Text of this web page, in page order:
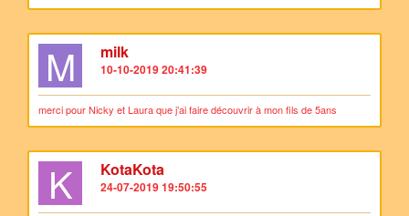
M milk
10-10-2019 20:41:39
merci pour Nicky et Laura que j’ai faire découvrir à mon fils de 5ans
K KotaKota
24-07-2019 19:50:55